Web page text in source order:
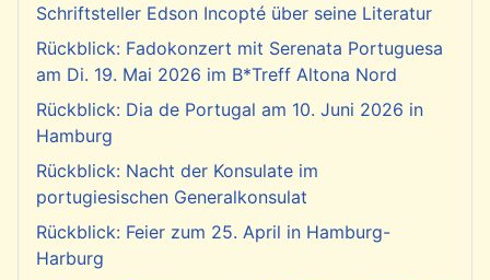
Schriftsteller Edson Incopté über seine Literatur
Rückblick: Fadokonzert mit Serenata Portuguesa
am Di. 19. Mai 2026 im B*Treff Altona Nord
Rückblick: Dia de Portugal am 10. Juni 2026 in
Hamburg
Rückblick: Nacht der Konsulate im
portugiesischen Generalkonsulat
Rückblick: Feier zum 25. April in Hamburg-
Harburg